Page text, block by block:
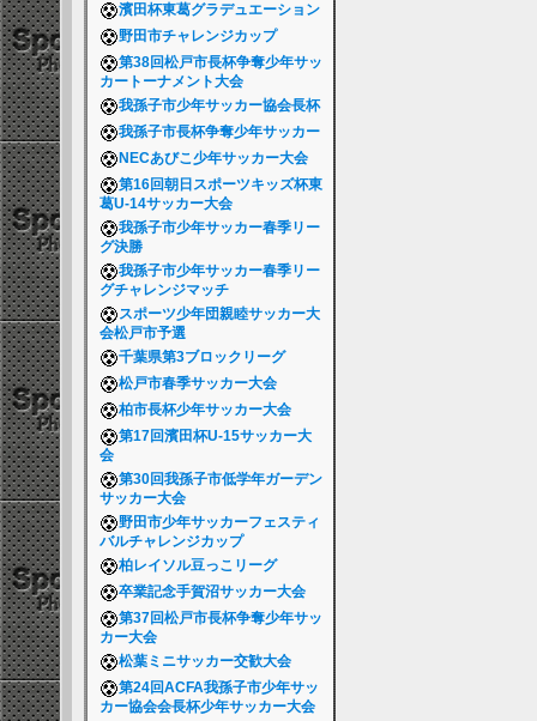
濱田杯東葛グラデュエーション
野田市チャレンジカップ
第38回松戸市長杯争奪少年サッ
カートーナメント大会
我孫子市少年サッカー協会長杯
我孫子市長杯争奪少年サッカー
NECあびこ少年サッカー大会
第16回朝日スポーツキッズ杯東
葛U-14サッカー大会
我孫子市少年サッカー春季リー
グ決勝
我孫子市少年サッカー春季リー
グチャレンジマッチ
スポーツ少年団親睦サッカー大
会松戸市予選
千葉県第3ブロックリーグ
松戸市春季サッカー大会
柏市長杯少年サッカー大会
第17回濱田杯U-15サッカー大
会
第30回我孫子市低学年ガーデン
サッカー大会
野田市少年サッカーフェスティ
バルチャレンジカップ
柏レイソル豆っこリーグ
卒業記念手賀沼サッカー大会
第37回松戸市長杯争奪少年サッ
カー大会
松葉ミニサッカー交歓大会
第24回ACFA我孫子市少年サッ
カー協会会長杯少年サッカー大会